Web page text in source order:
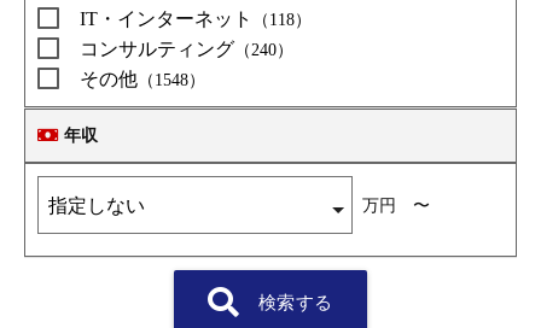
IT・インターネット （118）
コンサルティング （240）
その他 （1548）
年収
万円 〜
検索する